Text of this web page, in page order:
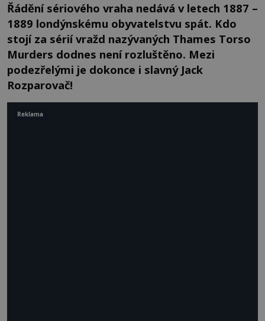
Řádění sériového vraha nedává v letech 1887 –
1889 londýnskému obyvatelstvu spát. Kdo
stojí za sérií vražd nazývaných Thames Torso
Murders dodnes není rozluštěno. Mezi
podezřelými je dokonce i slavný Jack
Rozparovač!
Reklama